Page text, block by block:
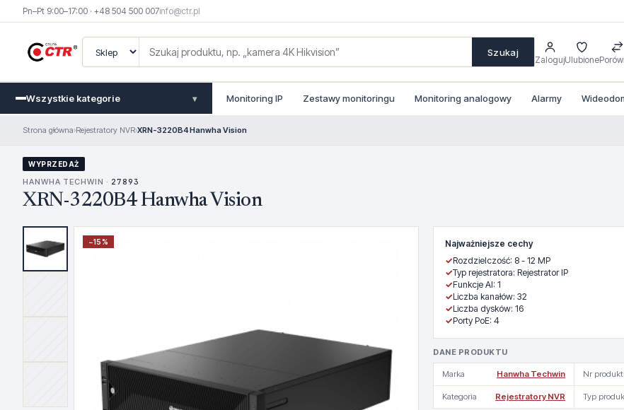
Pn–Pt 9:00–17:00 · +48 504 500 007info@ctr.pl
Szukaj
ZalogujUlubione
Wszystkie kategorie ▾ Monitoring IP Zestawy monitoringu Monitoring analogowy Alarmy
Strona główna›Rejestratory NVR›XRN-3220B4 Hanwha Vision
WYPRZEDAŻ
HANWHA TECHWIN · 27893
XRN-3220B4 Hanwha Vision
−15%
Najważniejsze cechy
✓Rozdzielczość: 8 - 12 MP
✓Typ rejestratora: Rejestrator IP
✓Funkcje AI: 1
✓Liczba kanałów: 32
✓Liczba dysków: 16
✓Porty PoE: 4
DANE PRODUKTU
Marka Hanwha Techwin Nr
Kategoria Rejestratory NVR Typ